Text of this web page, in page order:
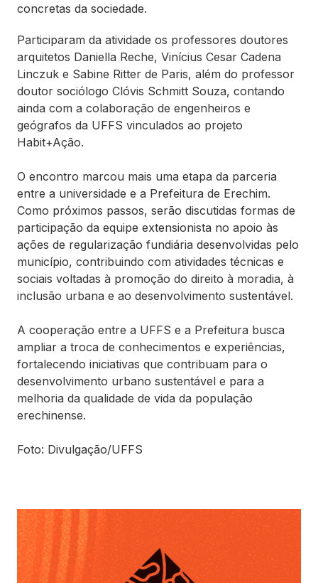
concretas da sociedade.
Participaram da atividade os professores doutores
arquitetos Daniella Reche, Vinícius Cesar Cadena
Linczuk e Sabine Ritter de Paris, além do professor
doutor sociólogo Clóvis Schmitt Souza, contando
ainda com a colaboração de engenheiros e
geógrafos da UFFS vinculados ao projeto
Habit+Ação.
O encontro marcou mais uma etapa da parceria
entre a universidade e a Prefeitura de Erechim.
Como próximos passos, serão discutidas formas de
participação da equipe extensionista no apoio às
ações de regularização fundiária desenvolvidas pelo
município, contribuindo com atividades técnicas e
sociais voltadas à promoção do direito à moradia, à
inclusão urbana e ao desenvolvimento sustentável.
A cooperação entre a UFFS e a Prefeitura busca
ampliar a troca de conhecimentos e experiências,
fortalecendo iniciativas que contribuam para o
desenvolvimento urbano sustentável e para a
melhoria da qualidade de vida da população
erechinense.
Foto: Divulgação/UFFS